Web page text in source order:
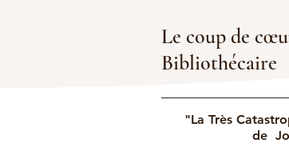
Le coup de
Bibliothécaire
"La Très
de